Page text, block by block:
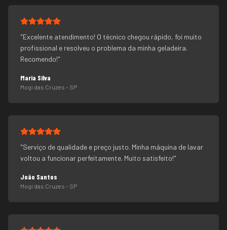
"Excelente atendimento! O técnico chegou rápido, foi muito
profissional e resolveu o problema da minha geladeira.
Recomendo!"
Maria Silva
Mogi das Cruzes - SP
"Serviço de qualidade e preço justo. Minha máquina de lavar
voltou a funcionar perfeitamente. Muito satisfeito!"
João Santos
Mogi das Cruzes - SP